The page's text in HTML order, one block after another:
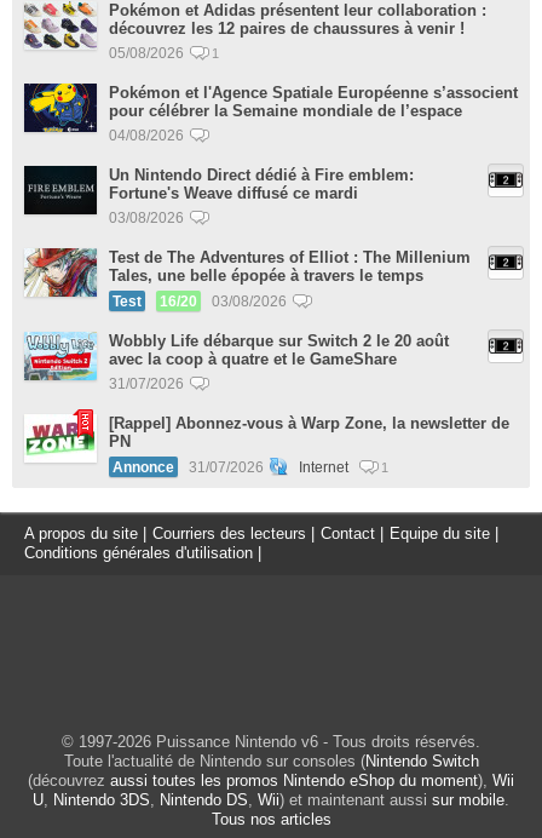
Pokémon et Adidas présentent leur collaboration :
découvrez les 12 paires de chaussures à venir !
05/08/2026 1
Pokémon et l'Agence Spatiale Européenne s’associent
pour célébrer la Semaine mondiale de l’espace
04/08/2026
Un Nintendo Direct dédié à Fire emblem:
Fortune's Weave diffusé ce mardi
03/08/2026
Test de The Adventures of Elliot : The Millenium
Tales, une belle épopée à travers le temps
Test 16/20 03/08/2026
Wobbly Life débarque sur Switch 2 le 20 août
avec la coop à quatre et le GameShare
31/07/2026
[Rappel] Abonnez-vous à Warp Zone, la newsletter de
PN
Annonce 31/07/2026 Internet 1
A propos du site Courriers des lecteurs Contact Equipe du site
Conditions générales d'utilisation
© 1997-2026 Puissance Nintendo v6 - Tous droits réservés.
Toute l'actualité de Nintendo sur consoles (Nintendo Switch
(découvrez aussi toutes les promos Nintendo eShop du moment), Wii
U, Nintendo 3DS, Nintendo DS, Wii) et maintenant aussi sur mobile.
Tous nos articles